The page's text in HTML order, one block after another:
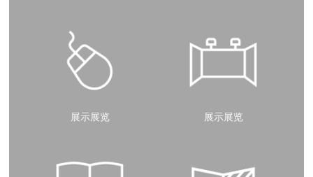
展示展览 展示展览